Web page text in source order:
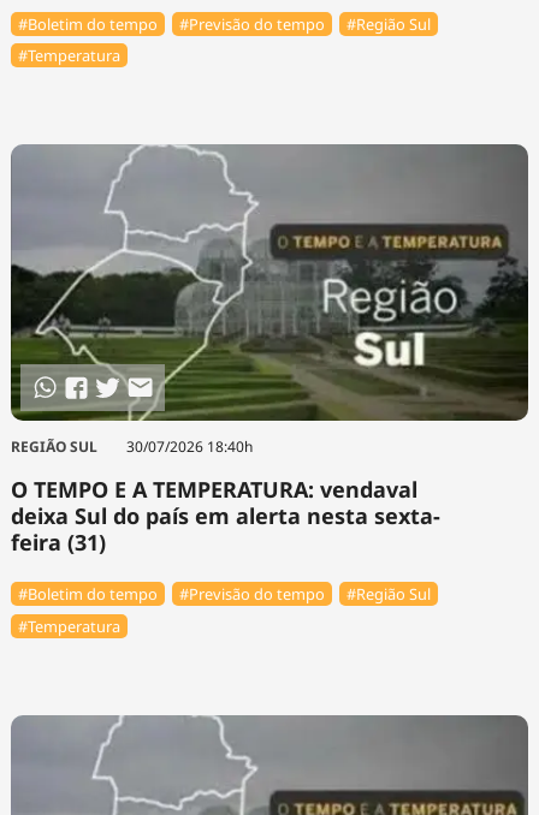
#Boletim do tempo #Previsão do tempo
#Região Sul
#Temperatura
REGIÃO SUL 30/07/2026 18:40h
O TEMPO E A TEMPERATURA: vendaval
deixa Sul do país em alerta nesta sexta-
feira (31)
#Boletim do tempo #Previsão do tempo
#Região Sul
#Temperatura